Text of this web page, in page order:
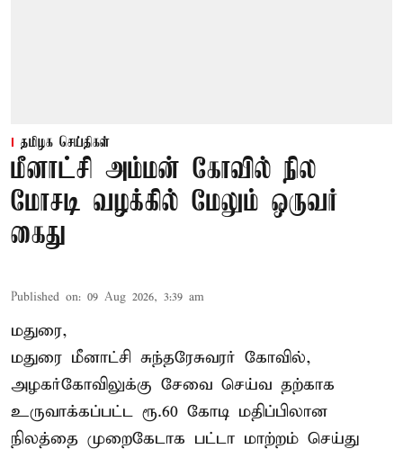
தமிழக செய்திகள்
மீனாட்சி அம்மன் கோவில் நில
மோசடி வழக்கில் மேலும் ஒருவர்
கைது
Published on: 09 Aug 2026, 3:39 am
மதுரை,
மதுரை மீனாட்சி சுந்தரேசுவரர் கோவில்,
அழகர்கோவிலுக்கு சேவை செய்வ தற்காக
உருவாக்கப்பட்ட ரூ.60 கோடி மதிப்பிலான
நிலத்தை முறைகேடாக பட்டா மாற்றம் செய்து